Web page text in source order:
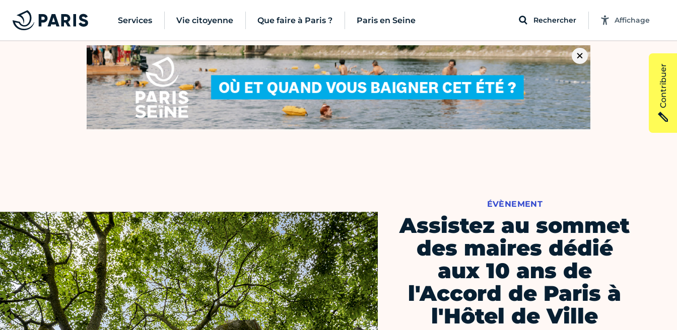
Services Vie citoyenne Que faire à Paris ? Paris en Seine Rechercher Affichage
ÉVÈNEMENT
Assistez au sommet
des maires dédié
aux 10 ans de
l'Accord de Paris à
l'Hôtel de Ville
Contribuer